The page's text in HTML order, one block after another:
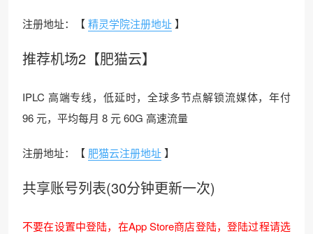
注册地址：【精灵学院注册地址】
推荐机场2【肥猫云】
IPLC 高端专线，低延时，全球多节点解锁流媒体，年付
96 元，平均每月 8 元 60G 高速流量
注册地址：【 肥猫云注册地址】
共享账号列表(30分钟更新一次)
不要在设置中登陆，在App Store商店登陆，登陆过程请选